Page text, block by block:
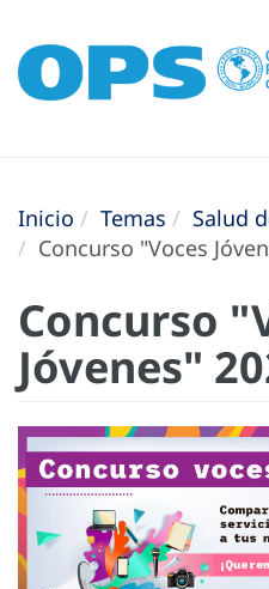
Inicio Temas
Salud
Concurso "Voces
Concurso
Jóvenes"